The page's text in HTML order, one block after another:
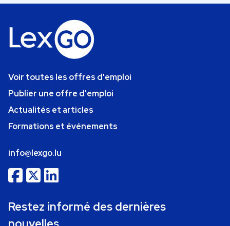
Voir toutes les offres d'emploi
Publier une offre d'emploi
Actualités et articles
Formations et événements
info@lexgo.lu
Restez informé des dernières